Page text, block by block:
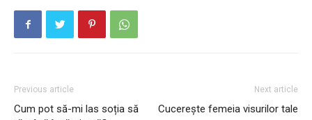
Previous article
Cum pot să-mi las soția să
Next article
Cucerește femeia visurilor tale